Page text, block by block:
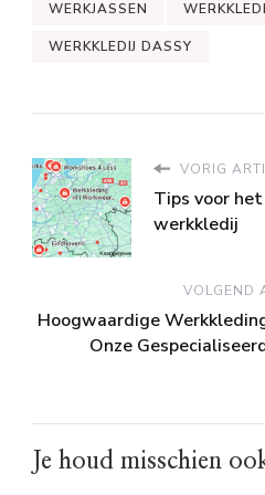
WERKJASSEN
WERKKLEDIJ DASSY
VORIG
Tips voor
werkkledij
VOLGEND
Hoogwaardige
Onze
Je houd misschien